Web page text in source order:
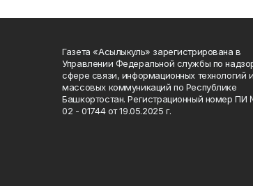
Газета «Асылыкуль» зарегистрирована в
Управлении Федеральной службы по
сфере связи, информационных технологий и
массовых коммуникаций по Республике
Башкортостан. Регистрационный номер
02 - 01744 от 19.05.2025 г.